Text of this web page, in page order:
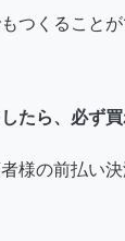
つくることが
たら、必ず
様の前払い